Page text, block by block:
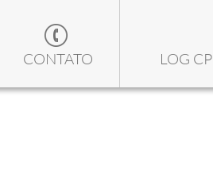
CONTATO LOG CP